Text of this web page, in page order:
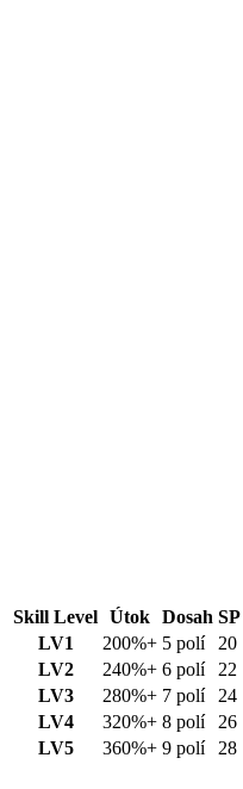
Skill Level Útok Dosah SP
LV1
200%+ 5 polí
20
LV2
240%+ 6 polí
22
LV3
280%+ 7 polí
24
LV4
320%+ 8 polí
26
LV5
360%+ 9 polí 28